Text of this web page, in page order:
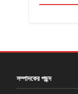
সম্পাদকের পছন্দ